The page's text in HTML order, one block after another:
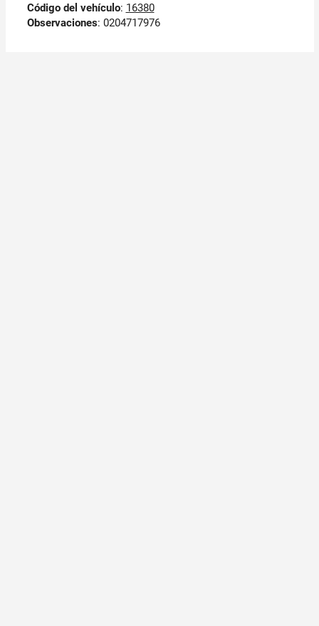
Código del vehículo: 16380
Observaciones: 0204717976